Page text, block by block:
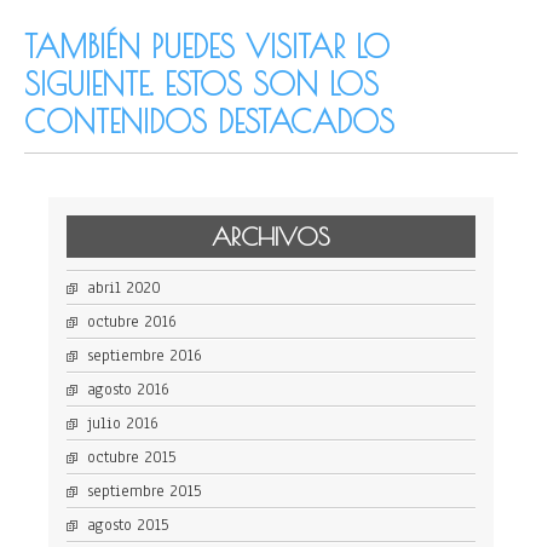
TAMBIÉN PUEDES VISITAR LO
SIGUIENTE. ESTOS SON LOS
CONTENIDOS DESTACADOS
ARCHIVOS
abril 2020
octubre 2016
septiembre 2016
agosto 2016
julio 2016
octubre 2015
septiembre 2015
agosto 2015